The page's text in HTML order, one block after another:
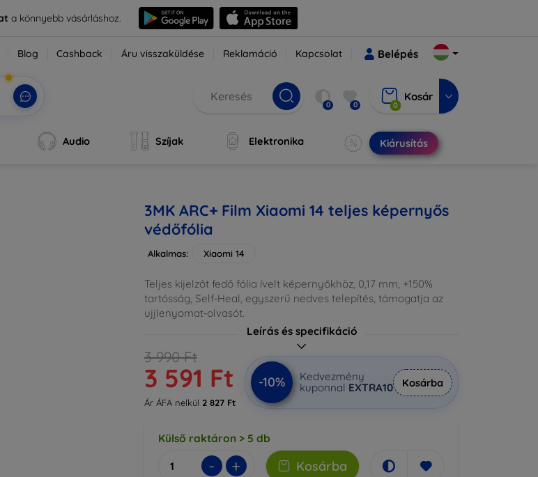
a könnyebb vásárláshoz.
Blog Cashback Áru visszaküldése Reklamáció Kapcsolat Belépés
0 0 0
Kosár
Audio Szíjak Elektronika Kiárusítás
3MK ARC+ Film Xiaomi 14 teljes képernyős
védőfólia
Alkalmas: Xiaomi 14
Teljes kijelzőt fedő fólia ívelt képernyőkhöz, 0,17 mm, +150%
tartósság, Self‑Heal, egyszerű nedves telepítés, támogatja az
ujjlenyomat‑olvasót.
Leírás és specifikáció
3 990 Ft
3 591 Ft
Ár ÁFA nelkül 2 827 Ft
-10%
Kedvezmény
kuponnal EXTRA10 Kosárba
Külső raktáron > 5 db
- + Kosárba